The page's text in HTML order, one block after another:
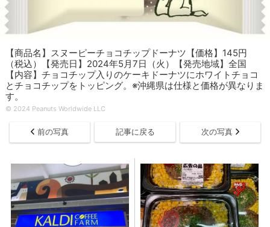
【商品名】スヌーピーチョコチップドーナツ【価格】145円
（税込）【発売日】2024年5月7日（火）【発売地域】全国
【内容】チョコチップ入りのケーキドーナツにホワイトチョコ
とチョコチップをトッピング。※沖縄県は仕様と価格が異なりま
す。
© 2024 Peanuts Worldwide LLC
前の写真 記事に戻る 次の写真